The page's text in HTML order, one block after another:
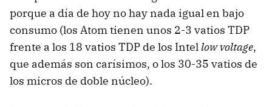
porque a día de hoy no hay nada igual en bajo
consumo (los Atom tienen unos 2-3 vatios TDP
frente a los 18 vatios TDP de los Intellow voltage,
que además son carísimos, o los 30-35 vatios de
los micros de doble núcleo).